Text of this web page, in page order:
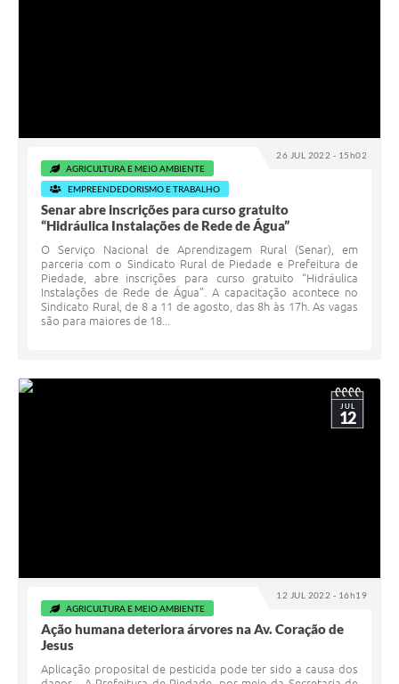
26 JUL 2022 - 15h02
AGRICULTURA E MEIO AMBIENTE
EMPREENDEDORISMO E TRABALHO
Senar abre inscrições para curso gratuito
“Hidráulica Instalações de Rede de Água”
O Serviço Nacional de Aprendizagem Rural (Senar), em
parceria com o Sindicato Rural de Piedade e Prefeitura de
Piedade, abre inscrições para curso gratuito “Hidráulica
Instalações de Rede de Água”. A capacitação acontece no
Sindicato Rural, de 8 a 11 de agosto, das 8h às 17h. As vagas
são para maiores de 18...
12 JUL 2022 - 16h19
JUL
12
AGRICULTURA E MEIO AMBIENTE
Ação humana deteriora árvores na Av. Coração de
Jesus
Aplicação proposital de pesticida pode ter sido a causa dos